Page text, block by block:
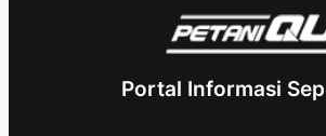
Portal Informasi